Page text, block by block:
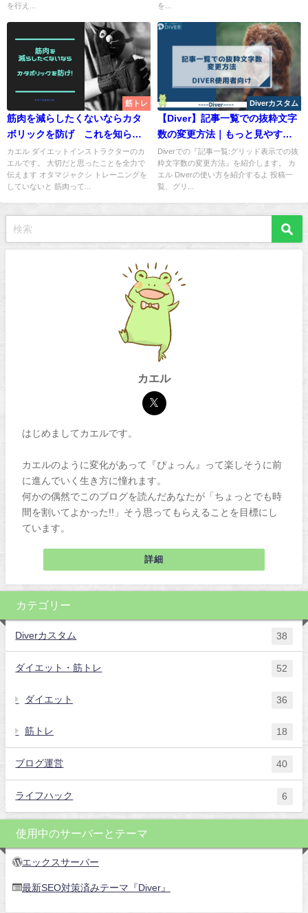
を行え...
を...
筋トレ
筋肉を減らしたくないならカタ
ボリックを防げ これを知らず
に筋トレはマズイ
カエル ダイエットインストラクターのカ
エルです。 大切だと思ったことを全力で
伝えます オタマジャクシ トレーニングを
していないと 筋肉って...
Diverカスタム
【Diver】記事一覧での抜粋文字
数の変更方法｜もっと見やすい
サイトに
Diverでの『記事一覧:グリッド表示での抜
粋文字数の変更方法』を紹介します。 カ
エル Diverの使い方を紹介するよ 投稿一
覧、グリ...
カエル
はじめましてカエルです。
カエルのように変化があって『ぴょっん』って楽しそうに前
に進んでいく生き方に憧れます。
何かの偶然でこのブログを読んだあなたが「ちょっとでも時
間を割いてよかった!!」そう思ってもらえることを目標にし
ています。
詳細
カテゴリー
Diverカスタム 38
ダイエット・筋トレ 52
ダイエット 36
筋トレ 18
ブログ運営 40
ライフハック 6
使用中のサーバーとテーマ
エックスサーバー
最新SEO対策済みテーマ『Diver』